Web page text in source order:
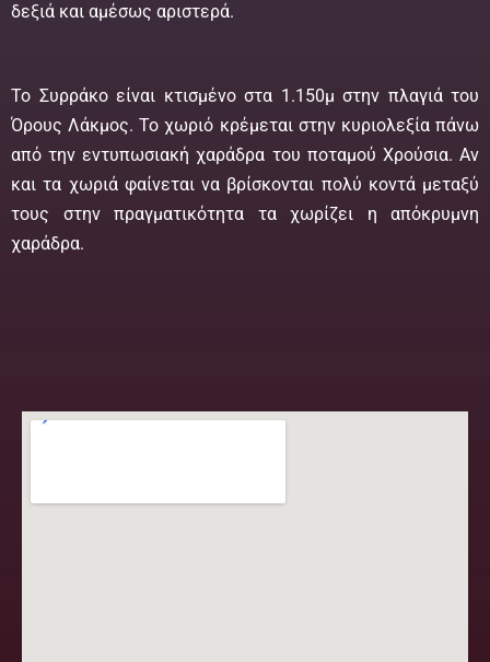
δεξιά και αμέσως αριστερά.
Το Συρράκο είναι κτισμένο στα 1.150μ στην πλαγιά του
Όρους Λάκμος. Το χωριό κρέμεται στην κυριολεξία πάνω
από την εντυπωσιακή χαράδρα του ποταμού Χρούσια. Αν
και τα χωριά φαίνεται να βρίσκονται πολύ κοντά μεταξύ
τους στην πραγματικότητα τα χωρίζει η απόκρυμνη
χαράδρα.